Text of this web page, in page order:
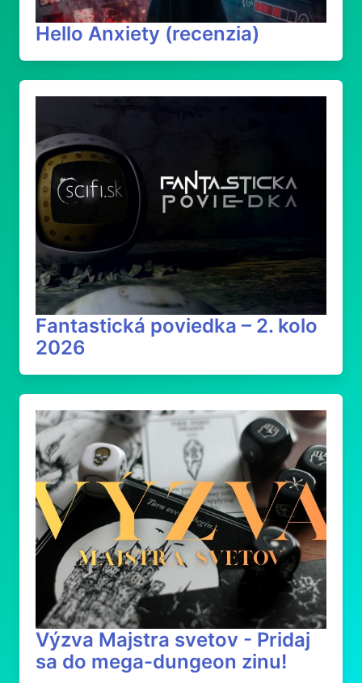
Hello Anxiety (recenzia)
Fantastická poviedka – 2. kolo
2026
Výzva Majstra svetov - Pridaj
sa do mega-dungeon zinu!